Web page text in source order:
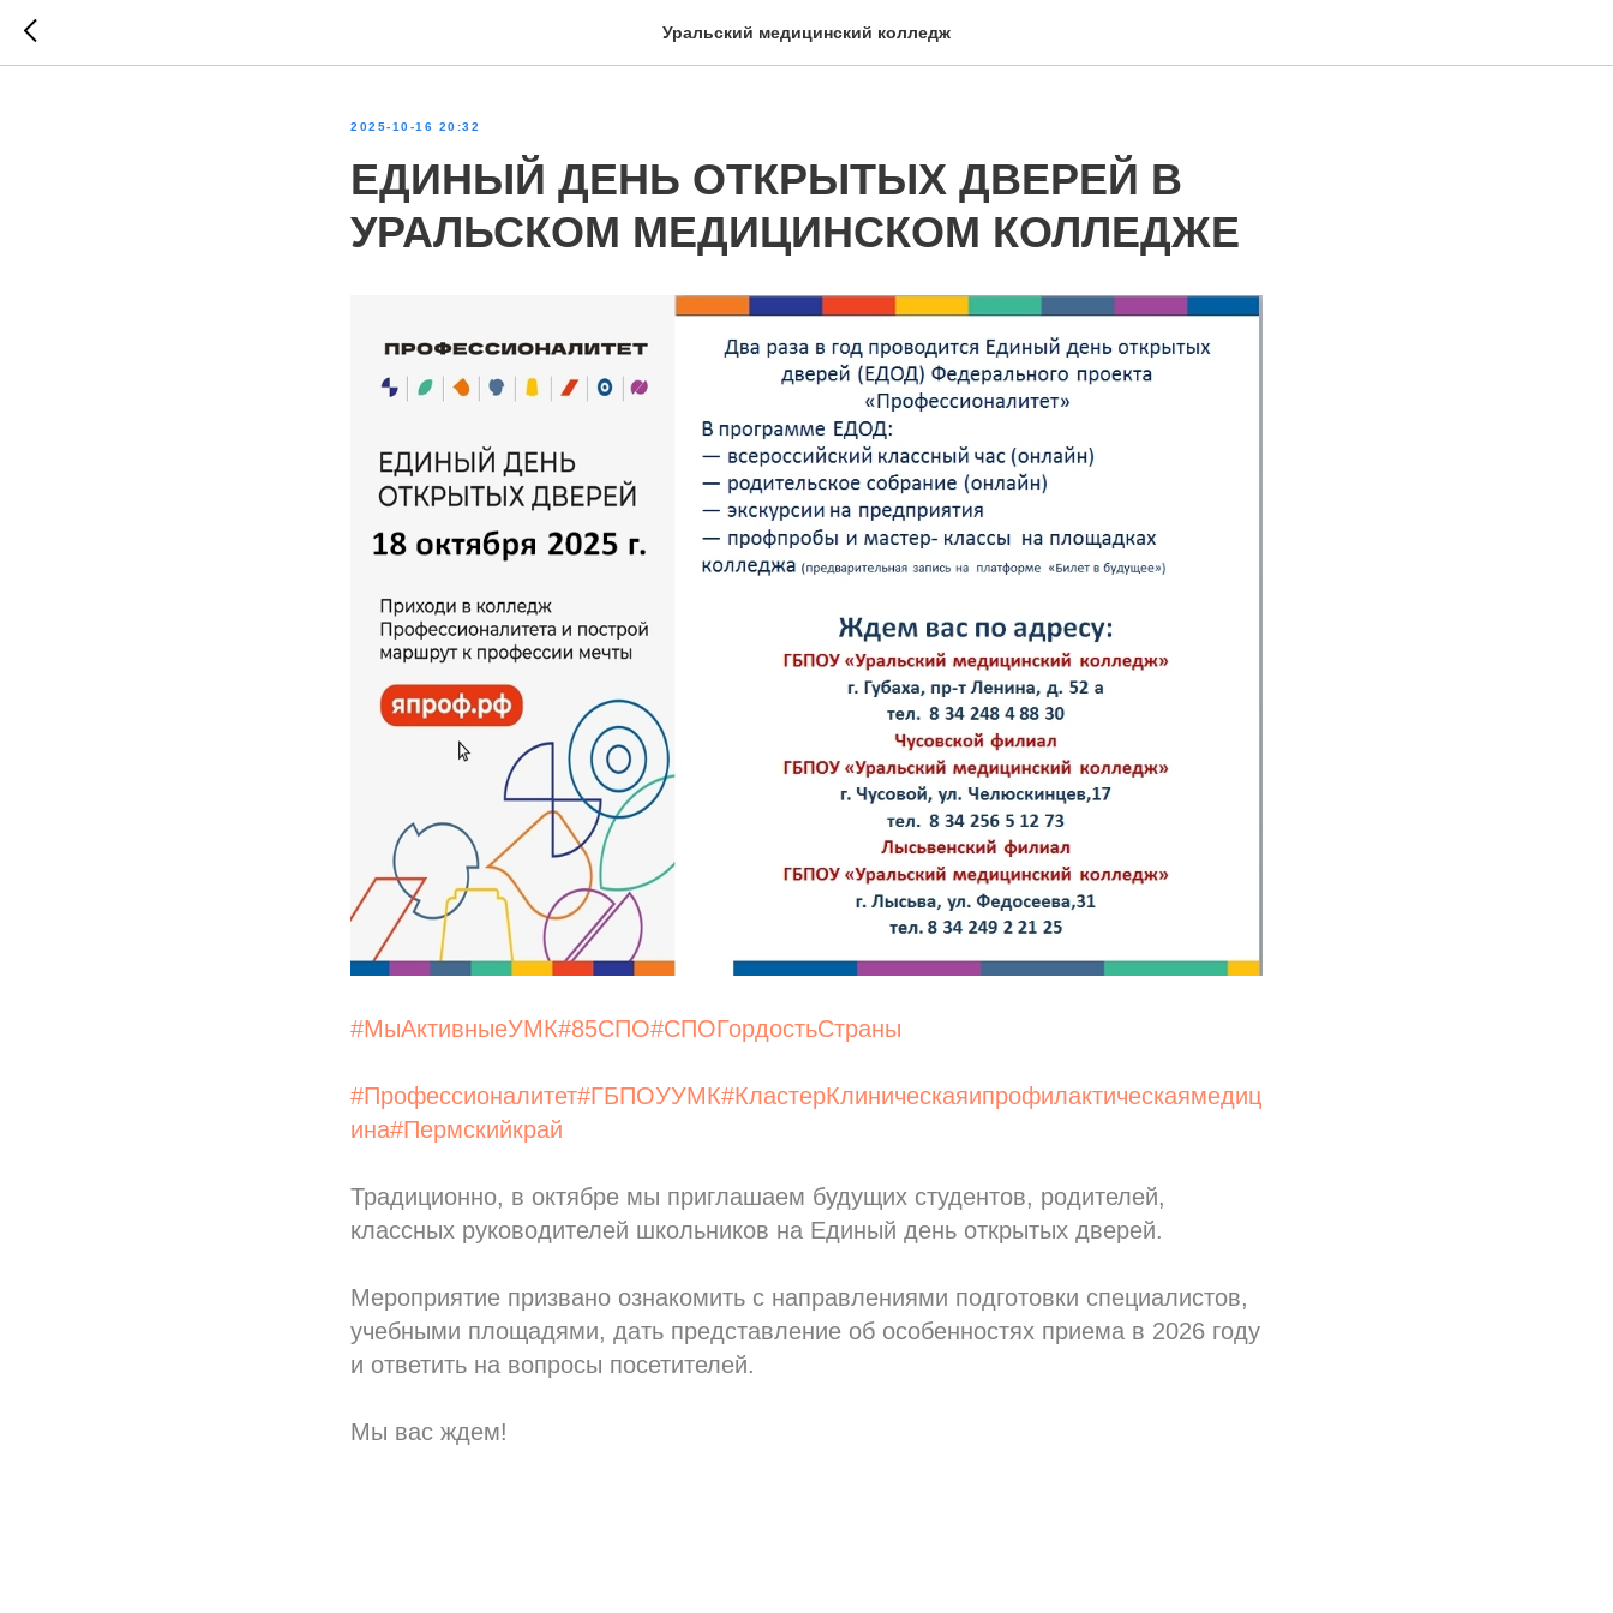
Уральский медицинский колледж
2025-10-16 20:32
ЕДИНЫЙ ДЕНЬ ОТКРЫТЫХ ДВЕРЕЙ В
УРАЛЬСКОМ МЕДИЦИНСКОМ КОЛЛЕДЖЕ
#МыАктивныеУМК#85СПО#СПОГордостьСтраны
#Профессионалитет#ГБПОУУМК#КластерКлиническаяипрофилактическаямедиц
ина#Пермскийкрай
Традиционно, в октябре мы приглашаем будущих студентов, родителей,
классных руководителей школьников на Единый день открытых дверей.
Мероприятие призвано ознакомить с направлениями подготовки специалистов,
учебными площадями, дать представление об особенностях приема в 2026 году
и ответить на вопросы посетителей.
Мы вас ждем!